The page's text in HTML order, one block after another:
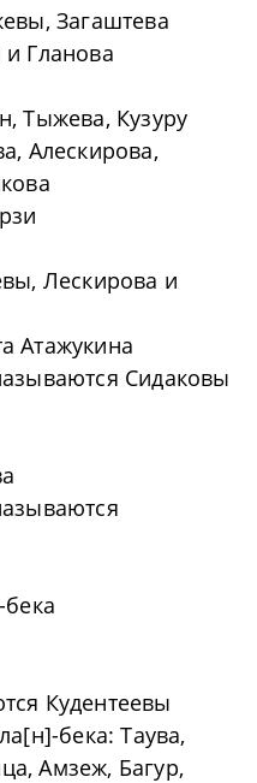
Загаштева
Гланова
Тыжева, Кузуру
Алескирова,
Лескирова и
Атажукина
Сидаковы
Кудентеевы
бека: Таува,
Амзеж, Багур,